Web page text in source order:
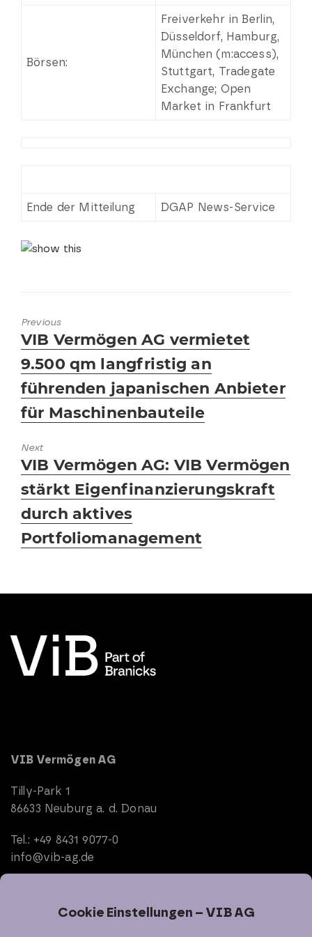
Börsen:
Freiverkehr in Berlin,
Düsseldorf, Hamburg,
München (m:access),
Stuttgart, Tradegate
Exchange; Open
Market in Frankfurt
Ende der Mitteilung DGAP News-Service
Previous
Previous
post:
VIB Vermögen AG vermietet
9.500 qm langfristig an
führenden japanischen Anbieter
für Maschinenbauteile
Next
Next
post:
VIB Vermögen AG: VIB Vermögen
stärkt Eigenfinanzierungskraft
durch aktives
Portfoliomanagement
VIB Vermögen AG
Tilly-Park 1
86633 Neuburg a. d. Donau
Tel.: +49 8431 9077-0
info@vib-ag.de
Unternehmen